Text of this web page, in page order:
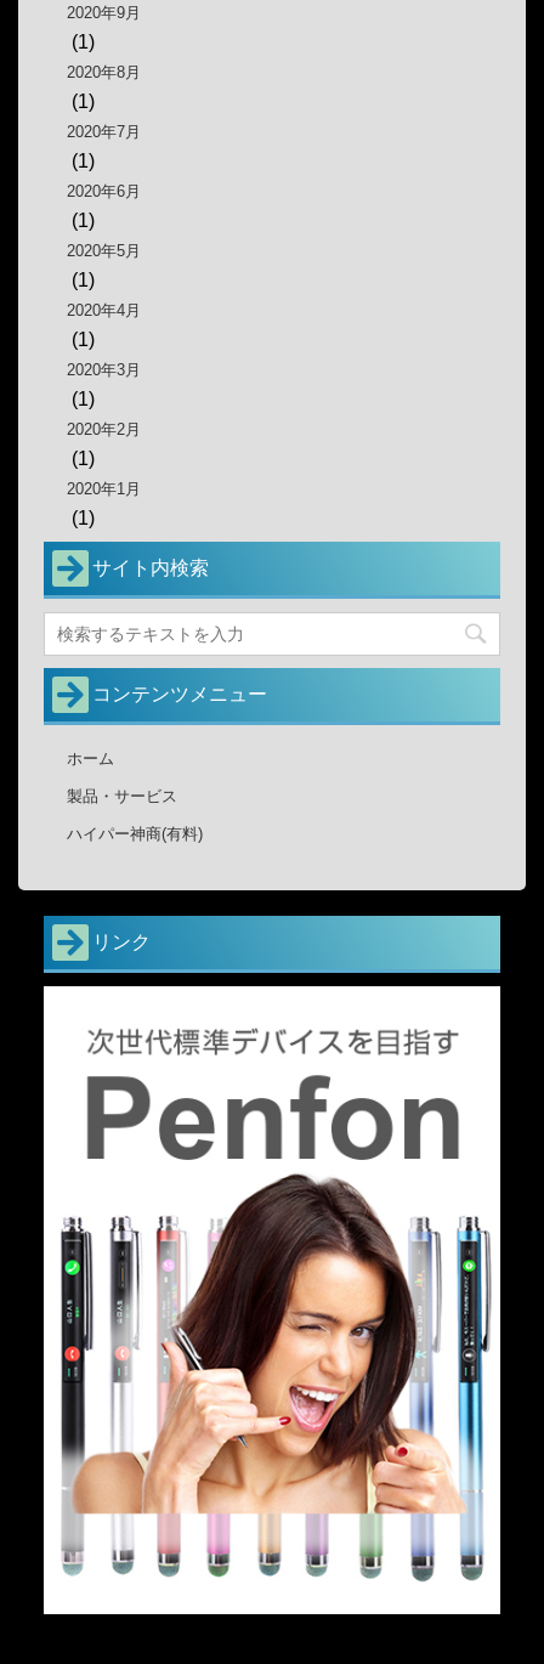
2020年9月
(1)
2020年8月
(1)
2020年7月
(1)
2020年6月
(1)
2020年5月
(1)
2020年4月
(1)
2020年3月
(1)
2020年2月
(1)
2020年1月
(1)
サイト内検索
コンテンツメニュー
ホーム
製品・サービス
ハイパー神商(有料)
リンク